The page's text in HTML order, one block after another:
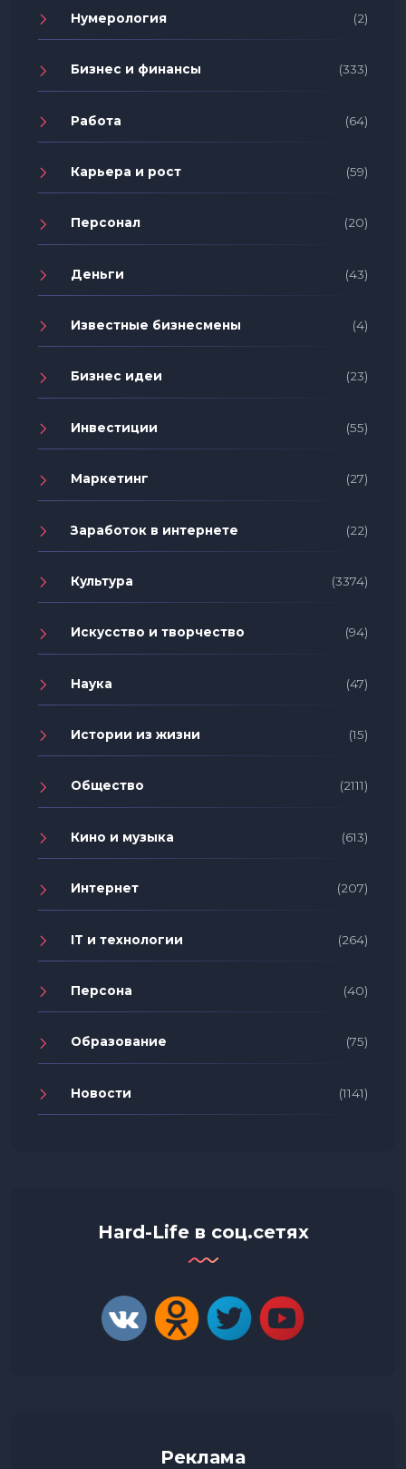
Нумерология (2)
Бизнес и финансы (333)
Работа (64)
Карьера и рост (59)
Персонал (20)
Деньги (43)
Известные бизнесмены (4)
Бизнес идеи (23)
Инвестиции (55)
Маркетинг (27)
Заработок в интернете (22)
Культура (3374)
Искусство и творчество (94)
Наука (47)
Истории из жизни (15)
Общество (2111)
Кино и музыка (613)
Интернет (207)
IT и технологии (264)
Персона (40)
Образование (75)
Новости (1141)
Hard-Life в соц.сетях
Реклама